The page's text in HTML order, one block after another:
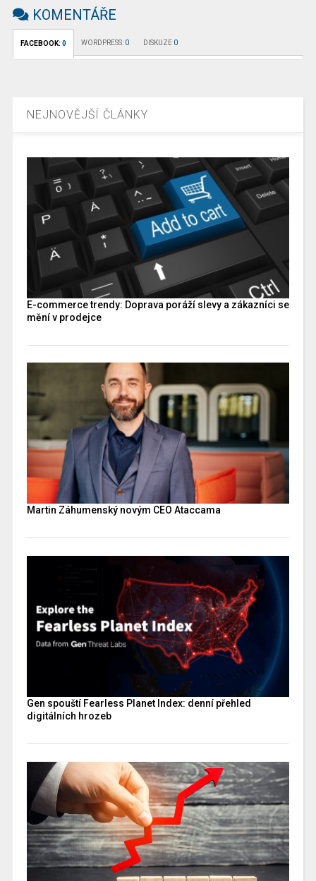
KOMENTÁŘE
FACEBOOK: 0 WORDPRESS: 0 DISKUZE 0
NEJNOVĚJŠÍ ČLÁNKY
E-commerce trendy: Doprava poráží slevy a zákazníci se
mění v prodejce
Martin Záhumenský novým CEO Ataccama
Gen spouští Fearless Planet Index: denní přehled
digitálních hrozeb